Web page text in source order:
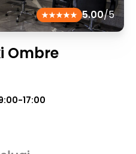
5.00/5
Ombre
17:00